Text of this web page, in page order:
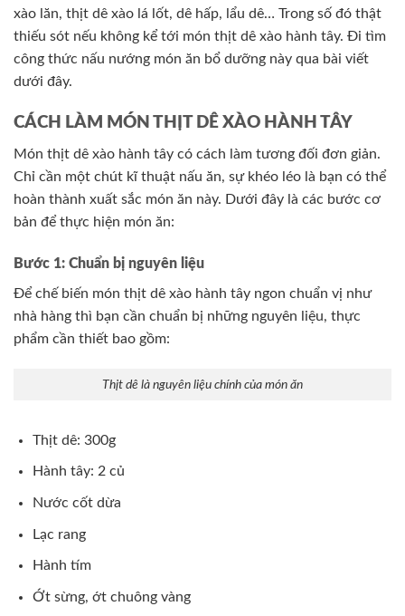
xào lăn, thịt dê xào lá lốt, dê hấp, lẩu dê… Trong số đó thật
thiếu sót nếu không kể tới món thịt dê xào hành tây. Đi tìm
công thức nấu nướng món ăn bổ dưỡng này qua bài viết
dưới đây.
CÁCH LÀM MÓN THỊT DÊ XÀO HÀNH TÂY
Món thịt dê xào hành tây có cách làm tương đối đơn giản.
Chỉ cần một chút kĩ thuật nấu ăn, sự khéo léo là bạn có thể
hoàn thành xuất sắc món ăn này. Dưới đây là các bước cơ
bản để thực hiện món ăn:
Bước 1: Chuẩn bị nguyên liệu
Để chế biến món thịt dê xào hành tây ngon chuẩn vị như
nhà hàng thì bạn cần chuẩn bị những nguyên liệu, thực
phẩm cần thiết bao gồm:
Thịt dê là nguyên liệu chính của món ăn
Thịt dê: 300g
Hành tây: 2 củ
Nước cốt dừa
Lạc rang
Hành tím
Ớt sừng, ớt chuông vàng